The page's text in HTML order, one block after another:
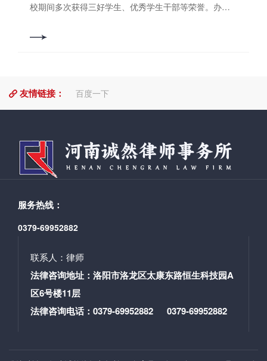
校期间多次获得三好学生、优秀学生干部等荣誉。办理
当事人的普遍认可。其秉承诚信、勤勉、尽责、专业、
友情链接： 百度一下
服务热线：
0379-69952882
联系人：律师
法律咨询地址：洛阳市洛龙区太康东路恒生科技园A
区6号楼11层
法律咨询电话：0379-69952882 0379-69952882